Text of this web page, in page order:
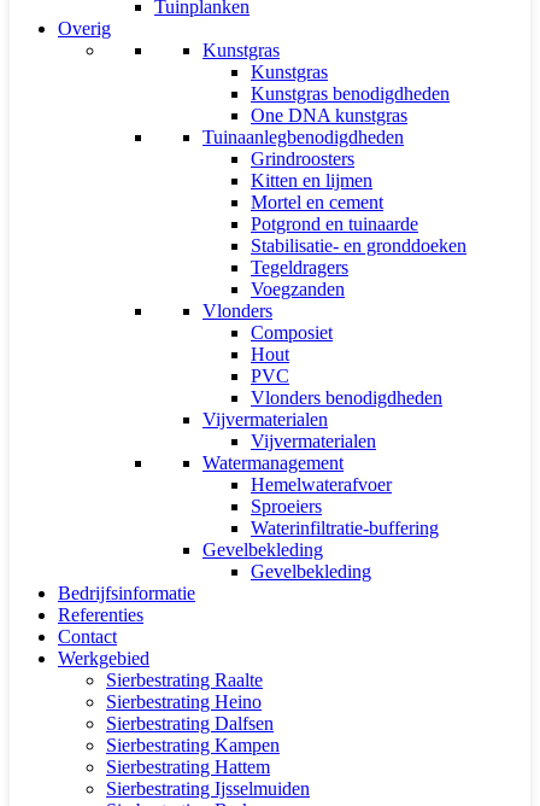
Tuinplanken
Overig
Kunstgras
Kunstgras
Kunstgras benodigdheden
One DNA kunstgras
Tuinaanlegbenodigdheden
Grindroosters
Kitten en lijmen
Mortel en cement
Potgrond en tuinaarde
Stabilisatie- en gronddoeken
Tegeldragers
Voegzanden
Vlonders
Composiet
Hout
PVC
Vlonders benodigdheden
Vijvermaterialen
Vijvermaterialen
Watermanagement
Hemelwaterafvoer
Sproeiers
Waterinfiltratie-buffering
Gevelbekleding
Gevelbekleding
Bedrijfsinformatie
Referenties
Contact
Werkgebied
Sierbestrating Raalte
Sierbestrating Heino
Sierbestrating Dalfsen
Sierbestrating Kampen
Sierbestrating Hattem
Sierbestrating Ijsselmuiden